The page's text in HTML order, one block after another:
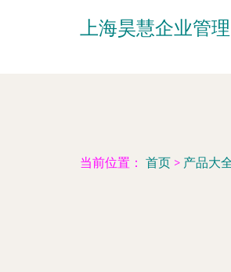
上海昊慧企业管
当前位置： 首页 > 产品大